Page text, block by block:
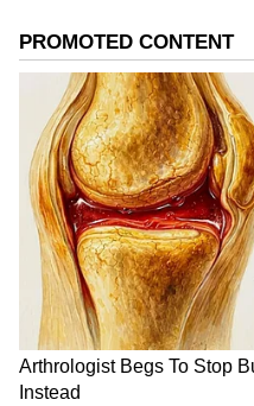
గూగుల్‌లో ఆసక్తికరమైన
ను మీ ఫ్రిఫర్డ్